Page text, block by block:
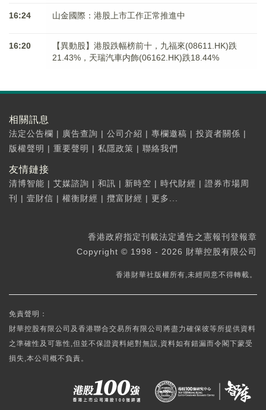
16:24 山金國際：港股上市工作正常推進中
16:20
【異動股】港股跌幅榜前十，九福來(08611.HK)跌
21.43%，天瑞汽車内飾(06162.HK)跌18.44%
相關訊息
法定公告欄 | 廣告查詢 | 公司介紹 | 專欄邀稿 | 投資者關係 |
版權聲明 | 重要聲明 | 私隱政策 | 聯絡我們
友情鏈接
清博智能 | 艾媒諮詢 | 和訊 | 新時空 | 時代財經 | 證券市場周
刊
| 壹財信 | 權衡財經 | 攬富財經 | 更多...
香港政府指定刊載法定通告之憲報刊登報章
Copyright © 1998 - 2026 財華控股有限公司
香港財華社版權所有,未經同意不得轉載。
免責聲明：
財華控股有限公司及香港聯合交易所有限公司將盡力確保彼等所提供資料
之準確性及可靠性,但並不保證資料絕對無誤,資料如有錯漏而令閣下蒙受
損失,本公司概不負責。